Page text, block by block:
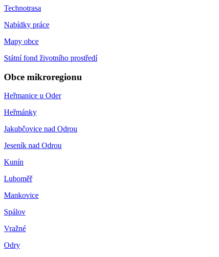
Technotrasa
Nabídky práce
Mapy obce
Státní fond životního prostředí
Obce mikroregionu
Heřmanice u Oder
Heřmánky
Jakubčovice nad Odrou
Jeseník nad Odrou
Kunín
Luboměř
Mankovice
Spálov
Vražné
Odry